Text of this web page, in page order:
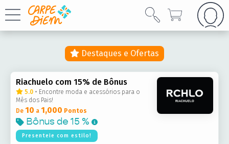
Destaques e Ofertas
Riachuelo com 15% de Bônus
5.0• Encontre moda e acessórios para o
Mês dos Pais!
De 10 a 1,000 Pontos
Bônus de 15 %
Presenteie com estilo!